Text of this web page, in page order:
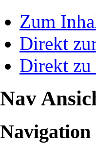
Zum
Direkt
Direkt zu
Nav
Navigation